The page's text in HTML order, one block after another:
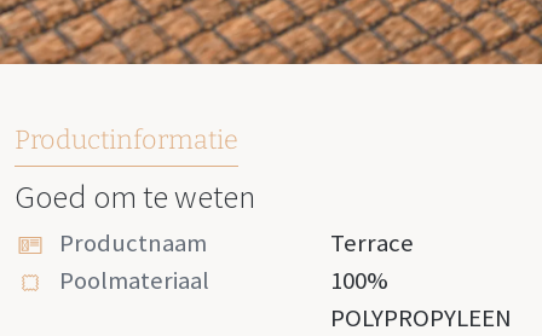
Productinformatie
Goed om te weten
Productnaam
Terrace
Poolmateriaal
100%
POLYPROPYLEEN